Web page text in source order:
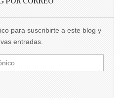
para suscribirte a este blog y
entradas.